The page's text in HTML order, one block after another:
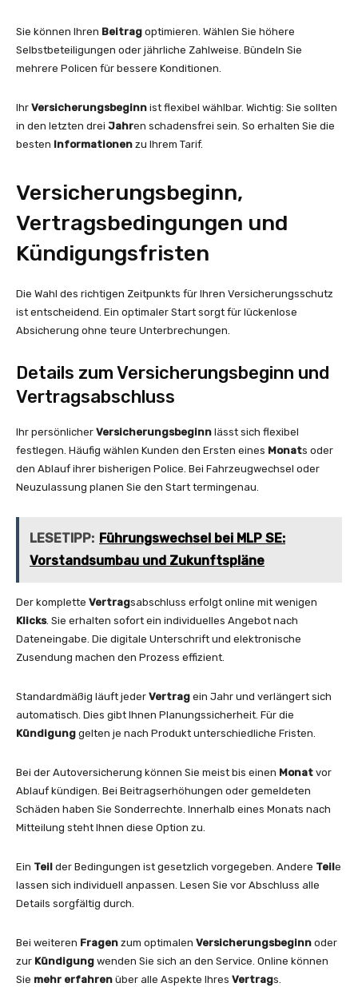
Sie können Ihren Beitrag optimieren. Wählen Sie höhere
Selbstbeteiligungen oder jährliche Zahlweise. Bündeln Sie
mehrere Policen für bessere Konditionen.
Ihr Versicherungsbeginn ist flexibel wählbar. Wichtig: Sie sollten
in den letzten drei Jahren schadensfrei sein. So erhalten Sie die
besten Informationen zu Ihrem Tarif.
Versicherungsbeginn,
Vertragsbedingungen und
Kündigungsfristen
Die Wahl des richtigen Zeitpunkts für Ihren Versicherungsschutz
ist entscheidend. Ein optimaler Start sorgt für lückenlose
Absicherung ohne teure Unterbrechungen.
Details zum Versicherungsbeginn und
Vertragsabschluss
Ihr persönlicher Versicherungsbeginn lässt sich flexibel
festlegen. Häufig wählen Kunden den Ersten eines Monats oder
den Ablauf ihrer bisherigen Police. Bei Fahrzeugwechsel oder
Neuzulassung planen Sie den Start termingenau.
LESETIPP: Führungswechsel bei MLP SE:
Vorstandsumbau und Zukunftspläne
Der komplette Vertragsabschluss erfolgt online mit wenigen
Klicks. Sie erhalten sofort ein individuelles Angebot nach
Dateneingabe. Die digitale Unterschrift und elektronische
Zusendung machen den Prozess effizient.
Standardmäßig läuft jeder Vertrag ein Jahr und verlängert sich
automatisch. Dies gibt Ihnen Planungssicherheit. Für die
Kündigung gelten je nach Produkt unterschiedliche Fristen.
Bei der Autoversicherung können Sie meist bis einen Monat vor
Ablauf kündigen. Bei Beitragserhöhungen oder gemeldeten
Schäden haben Sie Sonderrechte. Innerhalb eines Monats nach
Mitteilung steht Ihnen diese Option zu.
Ein Teil der Bedingungen ist gesetzlich vorgegeben. Andere Teile
lassen sich individuell anpassen. Lesen Sie vor Abschluss alle
Details sorgfältig durch.
Bei weiteren Fragen zum optimalen Versicherungsbeginn oder
zur Kündigung wenden Sie sich an den Service. Online können
Sie mehr erfahren über alle Aspekte Ihres Vertrags.